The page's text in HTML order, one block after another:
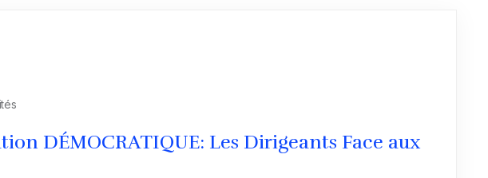
DÉMOCRATIQUE: Les Dirigeants Face aux